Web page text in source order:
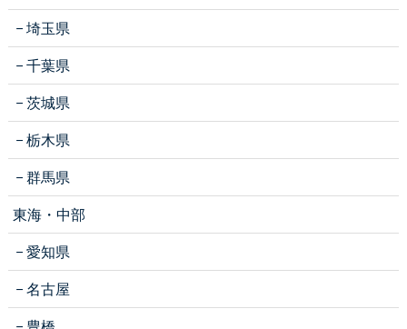
埼玉県
千葉県
茨城県
栃木県
群馬県
東海・中部
愛知県
名古屋
豊橋